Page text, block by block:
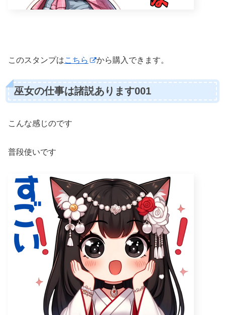
このスタンプはこちら から購入できます。
巫女の仕事は諸説あります001
こんな感じのです
普段使いです